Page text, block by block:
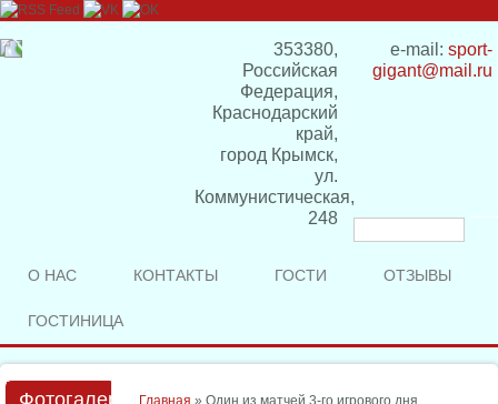
353380,
Российская
Федерация,
Краснодарский
край,
город Крымск,
ул.
Коммунистическая,
248
e-mail: sport-
gigant@mail.ru
поиска
О НАС КОНТАКТЫ ГОСТИ ОТЗЫВЫ
ГОСТИНИЦА
Главная » Один из матчей 3-го игрового дня